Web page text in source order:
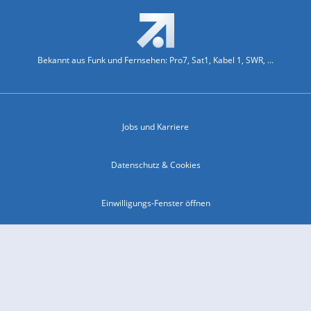
Bekannt aus Funk und Fernsehen: Pro7, Sat1, Kabel 1, SWR, ...
Jobs und Karriere
Datenschutz & Cookies
Einwilligungs-Fenster öffnen